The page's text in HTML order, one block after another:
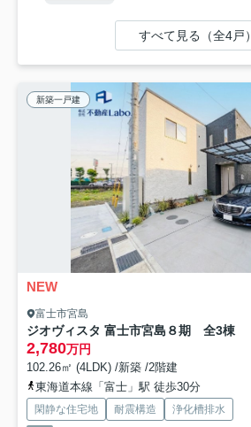
すべて見る（全4戸）
新築一戸建
NEW
富士市宮島
ジオヴィスタ 富士市宮島８期 全3棟
2,780万円
102.26㎡ (4LDK) /新築 /2階建
東海道本線「富士」駅 徒歩30分
閑静な住宅地 耐震構造
浄化槽排水